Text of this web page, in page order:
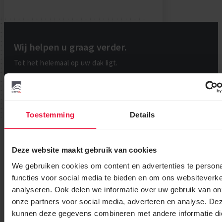
Toestemming Details
Deze website maakt gebruik van cookies
We gebruiken cookies om content en advertenties te
functies voor social media te bieden en om ons
analyseren. Ook delen we informatie over uw gebruik van
onze partners voor social media, adverteren en analyse.
kunnen deze gegevens combineren met andere informatie
Wij helpen u graag verder.
Tot het helemaal op uw dak ligt.
Of ontvang onze handige tips & tricks!
Ontvang instructie-video’s, stap-voor-stap
handleidingen, en allerlei andere handige informatie en